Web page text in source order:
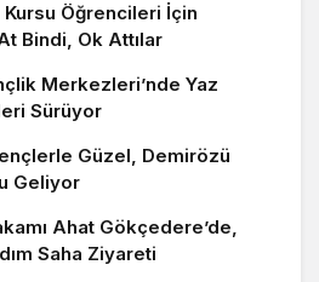
Kursu Öğrencileri İçin
Bindi, Ok Attılar
Merkezleri’nde Yaz
Sürüyor
Güzel, Demirözü
Geliyor
Ahat Gökçedere’de,
Saha Ziyareti